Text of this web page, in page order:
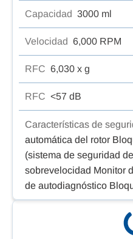
Capacidad 3000 ml
Velocidad 6,000 RPM
RFC 6,030 x g
RFC <57 dB
Características de
automática del rotor
(sistema de seguridad
sobrevelocidad Monitor
de autodiagnóstico